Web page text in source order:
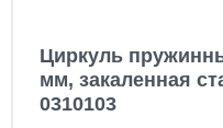
Циркуль
мм, закаленная
0310103